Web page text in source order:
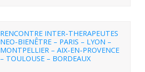
RENCONTRE INTER-THERAPEUTES
NEO-BIENÊTRE – PARIS – LYON –
MONTPELLIER – AIX-EN-PROVENCE
– TOULOUSE – BORDEAUX